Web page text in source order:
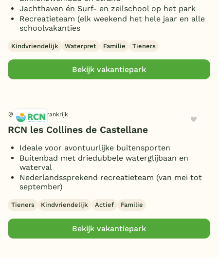
Jachthaven én Surf- en zeilschool op het park
Recreatieteam (elk weekend het hele jaar en alle
schoolvakanties
Kindvriendelijk Waterpret Familie Tieners
Bekijk vakantiepark
La Garde, Frankrijk
RCN les Collines de Castellane
Ideale voor avontuurlijke buitensporten
Buitenbad met driedubbele waterglijbaan en
waterval
Nederlandssprekend recreatieteam (van mei tot
september)
Tieners Kindvriendelijk Actief Familie
Bekijk vakantiepark